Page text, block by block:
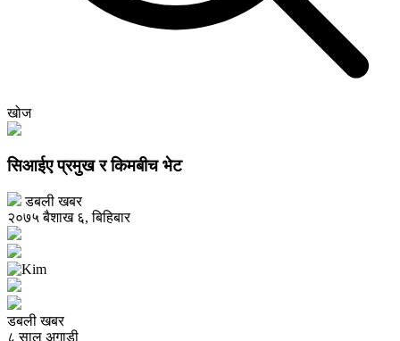
खोज
सिआईए प्रमुख र किमबीच भेट
डबली खबर
२०७५ बैशाख ६, बिहिबार
डबली खबर
८ साल अगाडी